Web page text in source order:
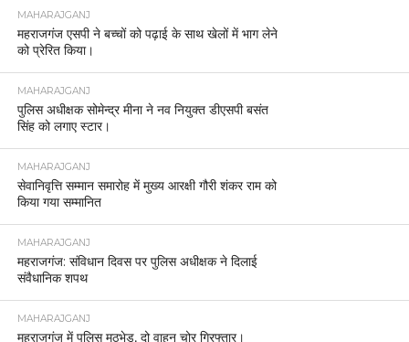
MAHARAJGANJ
महराजगंज एसपी ने बच्चों को पढ़ाई के साथ खेलों में भाग लेने
को प्रेरित किया।
MAHARAJGANJ
पुलिस अधीक्षक सोमेन्द्र मीना ने नव नियुक्त डीएसपी बसंत
सिंह को लगाए स्टार।
MAHARAJGANJ
सेवानिवृत्ति सम्मान समारोह में मुख्य आरक्षी गौरी शंकर राम को
किया गया सम्मानित
MAHARAJGANJ
महराजगंज: संविधान दिवस पर पुलिस अधीक्षक ने दिलाई
संवैधानिक शपथ
MAHARAJGANJ
महराजगंज में पुलिस मुठभेड़, दो वाहन चोर गिरफ्तार।